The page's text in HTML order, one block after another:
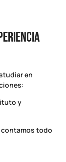
en
y
contamos todo